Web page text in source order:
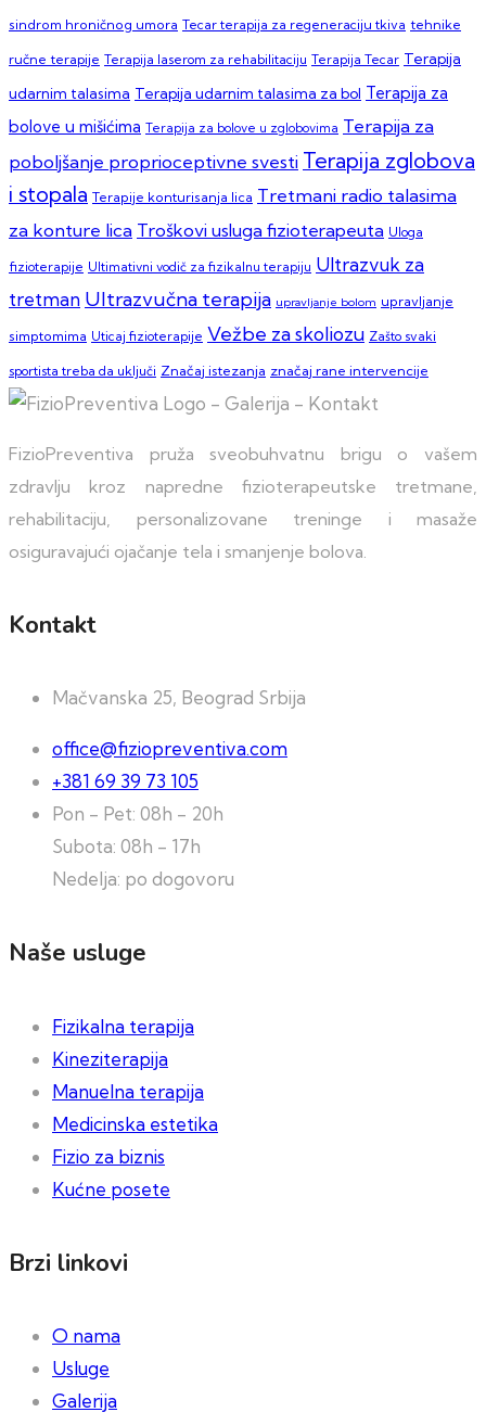
sindrom hroničnog umora Tecar terapija za regeneraciju tkiva tehnike
ručne terapije Terapija laserom za rehabilitaciju Terapija Tecar Terapija
udarnim talasima Terapija udarnim talasima za bol Terapija za
bolove u mišićima Terapija za bolove u zglobovima Terapija za
poboljšanje proprioceptivne svesti Terapija zglobova
i stopala Terapije konturisanja lica Tretmani radio talasima
za konture lica Troškovi usluga fizioterapeuta Uloga
fizioterapije Ultimativni vodič za fizikalnu terapiju Ultrazvuk za
tretman Ultrazvučna terapija upravljanje bolom upravljanje
simptomima Uticaj fizioterapije Vežbe za skoliozu Zašto svaki
sportista treba da uključi Značaj istezanja značaj rane intervencije
FizioPreventiva pruža sveobuhvatnu brigu o vašem
zdravlju kroz napredne fizioterapeutske tretmane,
rehabilitaciju, personalizovane treninge i masaže
osiguravajući ojačanje tela i smanjenje bolova.
Kontakt
Mačvanska 25, Beograd Srbija
office@fiziopreventiva.com
+381 69 39 73 105
Pon - Pet: 08h - 20h
Subota: 08h - 17h
Nedelja: po dogovoru
Naše usluge
Fizikalna terapija
Kineziterapija
Manuelna terapija
Medicinska estetika
Fizio za biznis
Kućne posete
Brzi linkovi
O nama
Usluge
Galerija